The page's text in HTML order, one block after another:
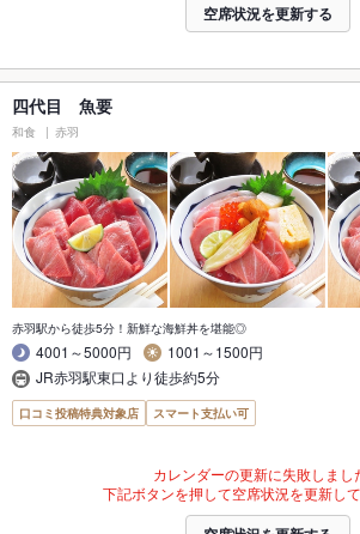
空席状況を更新する
四代目 魚要
和食 赤羽
赤羽駅から徒歩5分！新鮮な海鮮丼を堪能◎
4001～5000円
1001～1500円
JR赤羽駅東口より徒歩約5分
口コミ投稿特典対象店 スマート支払い可
カレンダーの更新に失敗しまし
下記ボタンを押して空席状況を更新して